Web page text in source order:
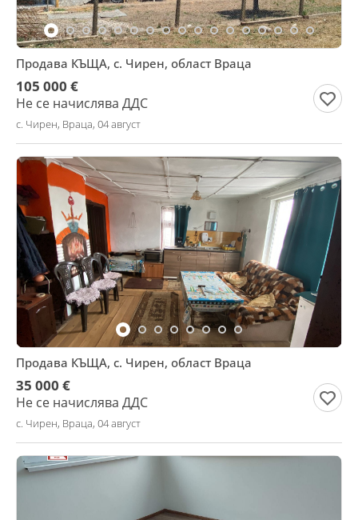
Продава КЪЩА, с. Чирен, област Враца
105 000 €
Не се начислява ДДС
с. Чирен, Враца, 04 август
Продава КЪЩА, с. Чирен, област Враца
35 000 €
Не се начислява ДДС
с. Чирен, Враца, 04 август